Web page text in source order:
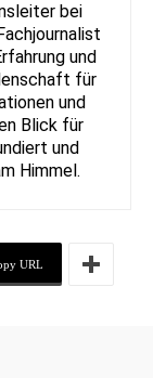
bei
und
für
und
Blick für
und
Himmel.
URL